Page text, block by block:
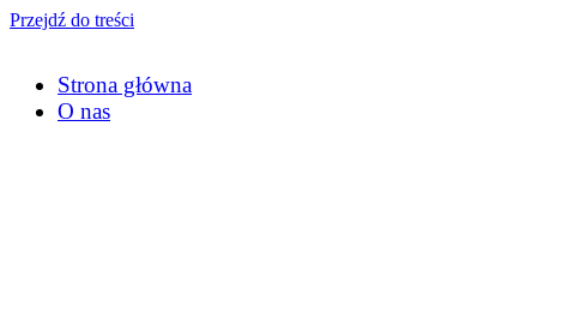
Przejdź do treści
Strona główna
O nas